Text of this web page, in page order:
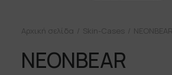
Αρχική σελίδα Skin-Cases NEONBEAR
NEONBEAR